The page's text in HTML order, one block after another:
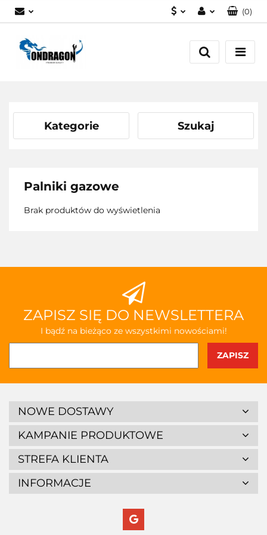
Zaloguj się
Załóż konto
(0)
Kategorie Szukaj
Palniki gazowe
Brak produktów do wyświetlenia
ZAPISZ SIĘ DO NEWSLETTERA
I bądź na bieżąco ze wszystkimi nowościami!
NOWE DOSTAWY
KAMPANIE PRODUKTOWE
STREFA KLIENTA
INFORMACJE